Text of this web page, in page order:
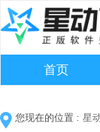
首页
您现在的位置 : 星